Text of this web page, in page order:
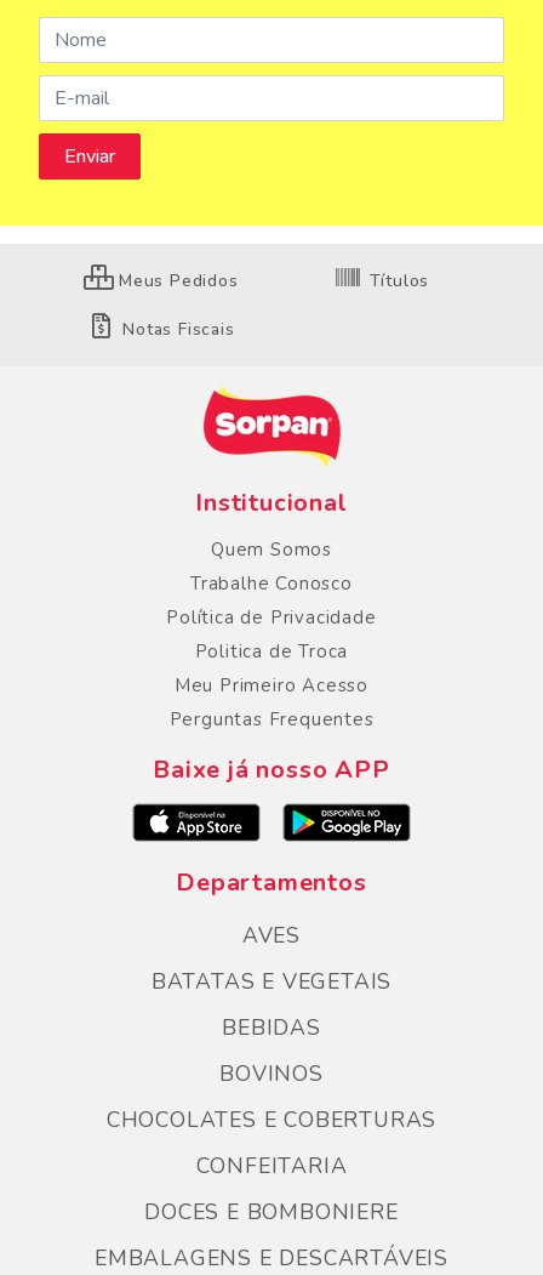
Meus Pedidos Títulos
Notas Fiscais
Institucional
Quem Somos
Trabalhe Conosco
Política de Privacidade
Politica de Troca
Meu Primeiro Acesso
Perguntas Frequentes
Baixe já nosso APP
Departamentos
AVES
BATATAS E VEGETAIS
BEBIDAS
BOVINOS
CHOCOLATES E COBERTURAS
CONFEITARIA
DOCES E BOMBONIERE
EMBALAGENS E DESCARTÁVEIS